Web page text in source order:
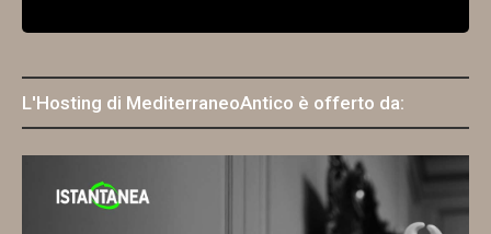
L'Hosting di MediterraneoAntico è offerto da: